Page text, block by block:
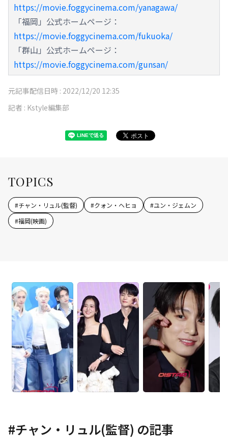
https://movie.foggycinema.com/yanagawa/
「福岡」公式ホームページ：
https://movie.foggycinema.com/fukuoka/
「群山」公式ホームページ：
https://movie.foggycinema.com/gunsan/
元記事配信日時 : 2022/12/20 12:35
記者 : Kstyle編集部
TOPICS
#チャン・リュル(監督) #クォン・ヘヒョ #ユン・ジェムン
#福岡(映画)
#チャン・リュル(監督) の記事